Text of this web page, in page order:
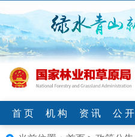
首 页 机 构 资 讯 公 开